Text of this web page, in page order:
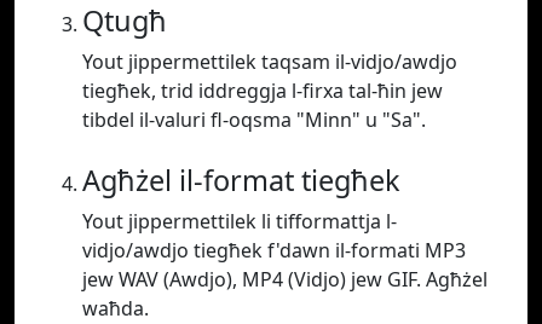
Qtugħ
Yout jippermettilek taqsam il-vidjo/awdjo
tiegħek, trid iddreggja l-firxa tal-ħin jew
tibdel il-valuri fl-oqsma "Minn" u "Sa".
Agħżel il-format tiegħek
Yout jippermettilek li tifformattja l-
vidjo/awdjo tiegħek f'dawn il-formati MP3
jew WAV (Awdjo), MP4 (Vidjo) jew GIF. Agħżel
waħda.